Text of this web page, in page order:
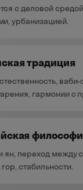
с деловой
урбанизацией.
традиция
гармонии с
ян, переход между
стабильности.